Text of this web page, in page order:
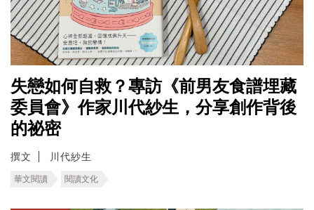
失戀如何自救？專訪《前男友食譜埋藏
委員會》作家川代紗生，分享創作背後
的祕密
撰文 川代紗生
華文閱讀 閱讀文化